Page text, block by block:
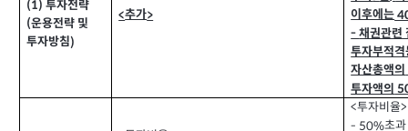
(1)투자전략
(운용전략 및
투자방침)
<추가>
이후에는
-채권관련
투자부적
자산총액의
투자액의
<투자비율>
- 50%초과